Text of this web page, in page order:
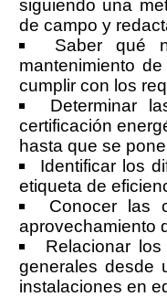
siguiendo una
de campo y
Saber qué
mantenimiento
cumplir con los
Determinar
certificación
hasta que se
Identificar los
etiqueta de
Conocer las
aprovechamiento
Relacionar
generales desde
instalaciones en